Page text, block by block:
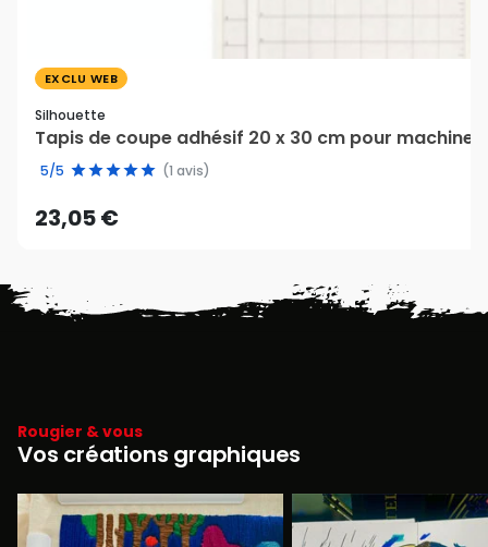
EXCLU WEB
Silhouette
Tapis de coupe adhésif 20 x 30 cm pour machine
5/5 (1 avis)
23,05 €
Rougier & vous
Vos créations graphiques